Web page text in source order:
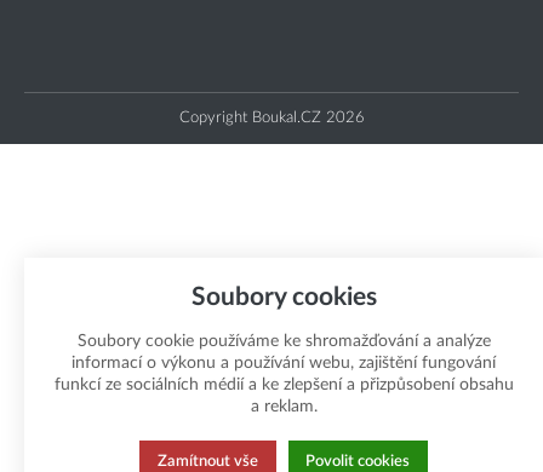
Copyright Boukal.CZ 2026
Soubory cookies
Soubory cookie používáme ke shromažďování a analýze
informací o výkonu a používání webu, zajištění fungování
funkcí ze sociálních médií a ke zlepšení a přizpůsobení obsahu
a reklam.
Zamítnout vše Povolit cookies